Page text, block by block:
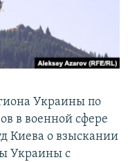
Украины по
в военной сфере
Киева о взыскании
Украины с